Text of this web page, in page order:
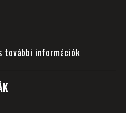
további információk